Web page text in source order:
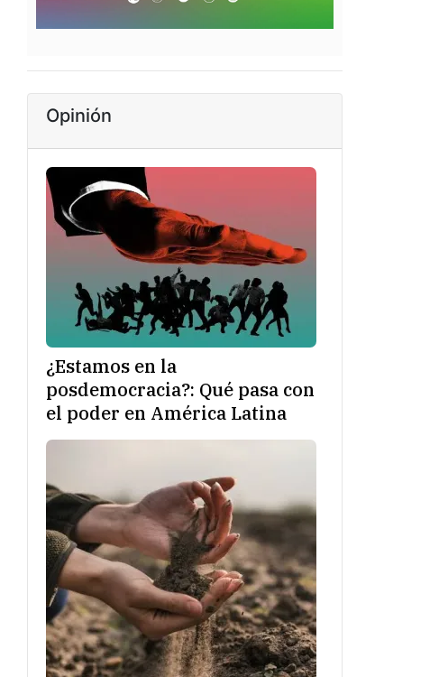
Opinión
¿Estamos en la
posdemocracia?: Qué pasa con
el poder en América Latina